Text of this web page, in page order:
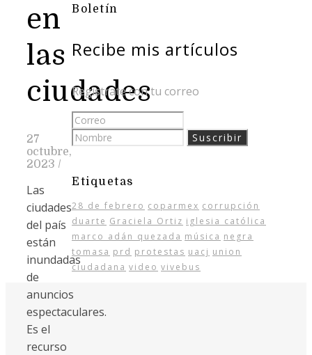
en
las
ciudades
27
octubre,
2023 /
Las
ciudades
del país
están
inundadas
de
anuncios
espectaculares.
Es el
recurso
Boletín
Recibe mis artículos
Regístrate con tu correo
Etiquetas
28 de febrero coparmex corrupción
duarte Graciela Ortiz iglesia católica
marco adán quezada música negra
tomasa prd protestas uacj union
ciudadana video vivebus